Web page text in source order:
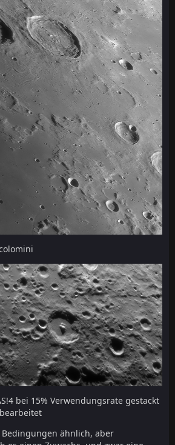
bei 15% Verwendungsrate gestackt
ähnlich, aber